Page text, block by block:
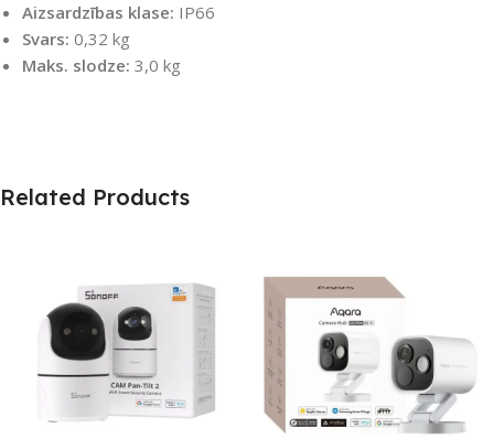
Aizsardzības klase: IP66
Svars: 0,32 kg
Maks. slodze: 3,0 kg
Related Products